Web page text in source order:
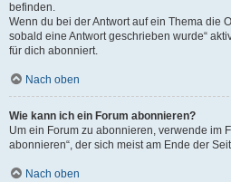
befinden.
Wenn du bei der Antwort auf ein Thema die
sobald eine Antwort geschrieben wurde“
für dich abonniert.
Nach oben
Wie kann ich ein Forum abonnieren?
Um ein Forum zu abonnieren, verwende im
abonnieren“, der sich meist am Ende der
Nach oben